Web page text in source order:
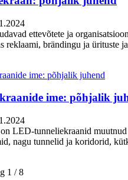
ettevõtete ja
reklaami, brändingu ja ürituste
ime: põhjalik
LED-tunneliekraanid
nagu tunnelid ja koridorid,
1 / 8